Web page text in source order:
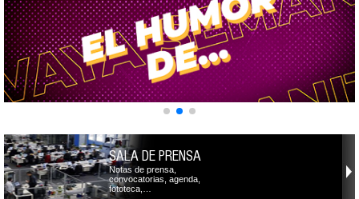
SALA DE PRENSA
Notas de prensa,
convocatorias, agenda,
fototeca,…